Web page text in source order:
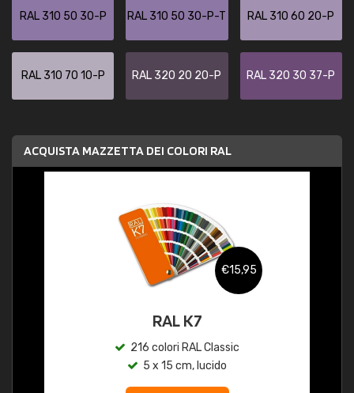
RAL 310 50 30-P RAL 310 50 30-P-T RAL 310 60 20-P
RAL 310 70 10-P RAL 320 20 20-P RAL 320 30 37-P
ACQUISTA MAZZETTA DEI COLORI RAL
€15,95
RAL K7
216 colori RAL Classic
5 x 15 cm, lucido